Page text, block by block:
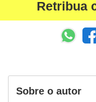
Retribua
Sobre o autor